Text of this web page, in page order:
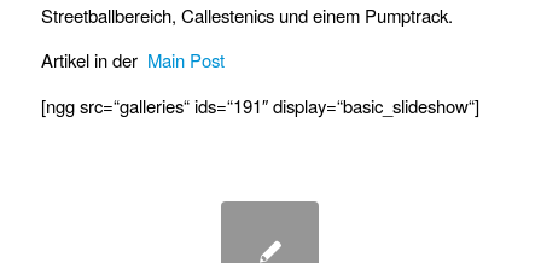
Streetballbereich, Callestenics und einem Pumptrack.
Artikel in der Main Post
[ngg src=“galleries“ ids=“191″ display=“basic_slideshow“]